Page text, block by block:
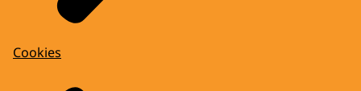
Cookies